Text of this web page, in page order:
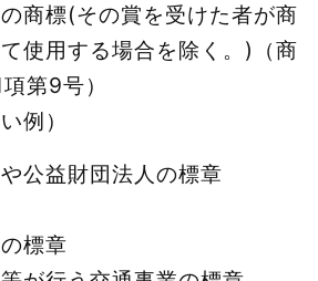
商標(その賞を受けた者が商
使用する場合を除く。)（商
第9号）
例）
公益財団法人の標章
標章